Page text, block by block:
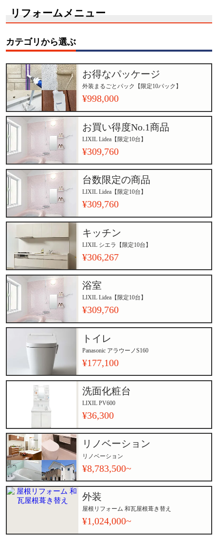
リフォームメニュー
カテゴリから選ぶ
お得なパッケージ
外装まるごとパック【限定10パック】
¥998,000
お買い得度No.1商品
LIXIL Lidea【限定10台】
¥309,760
台数限定の商品
LIXIL Lidea【限定10台】
¥309,760
キッチン
LIXIL シエラ【限定10台】
¥306,267
浴室
LIXIL Lidea【限定10台】
¥309,760
トイレ
Panasonic アラウーノS160
¥177,100
洗面化粧台
LIXIL PV600
¥36,300
リノベーション
リノベーション
¥8,783,500~
外装
屋根リフォーム 和瓦屋根葺き替え
¥1,024,000~